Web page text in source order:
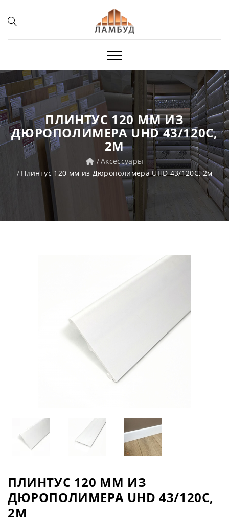
ПЛИНТУС 120 ММ ИЗ
ДЮРОПОЛИМЕРА UHD 43/120C,
2М
Аксессуары
Плинтус 120 мм из Дюрополимера UHD 43/120C, 2м
ПЛИНТУС 120 ММ ИЗ
ДЮРОПОЛИМЕРА UHD 43/120C,
2М